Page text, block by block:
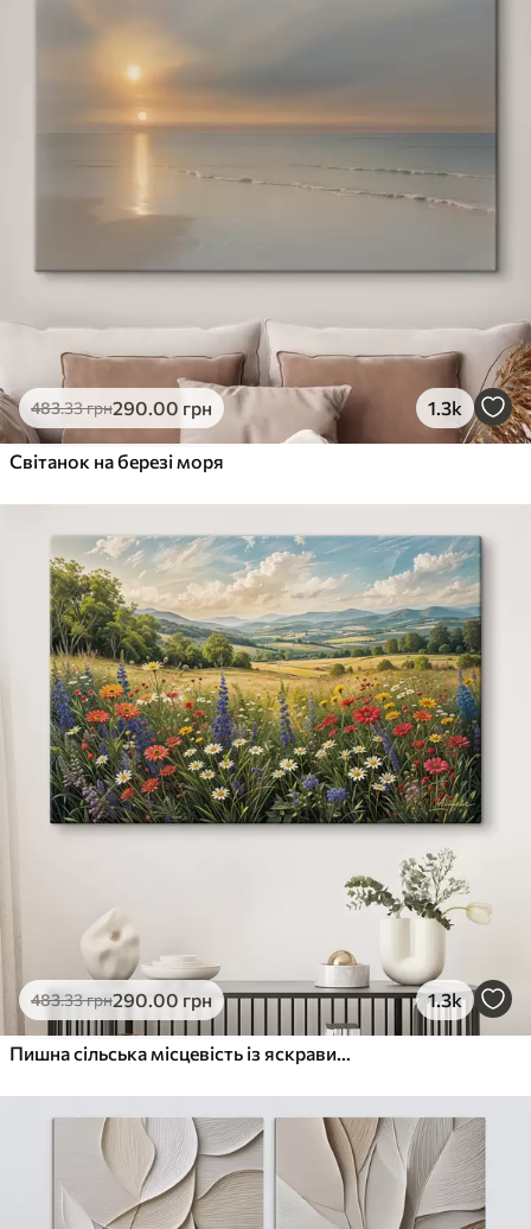
483.33грн290.00 грн 1.3k
Світанок на березі моря
483.33грн290.00 грн 1.3k
Пишна сільська місцевість із яскравим лугом диких квітів, наповненим різнокольоровими квітами під хмарним небом